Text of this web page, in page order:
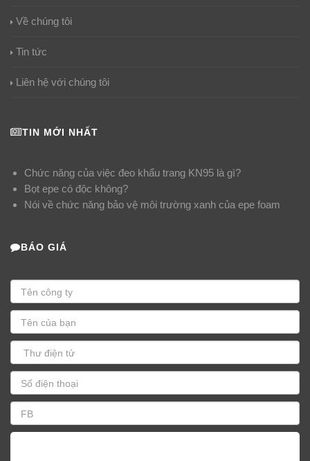
Về chúng tôi
Tin tức
Liên hệ với chúng tôi
TIN MỚI NHẤT
Chức năng của việc đeo khẩu trang KN95 là gì?
Bọt epe có độc không?
Nói về chức năng bảo vệ môi trường xanh của epe foam
BÁO GIÁ